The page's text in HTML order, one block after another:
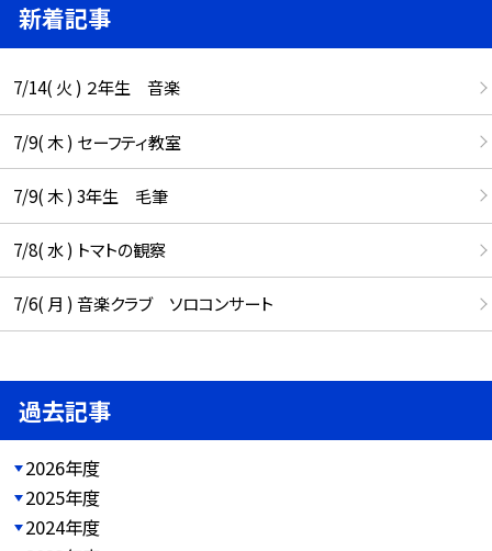
新着記事
7/14( 火 ) ２年生 音楽
7/9( 木 ) セーフティ教室
7/9( 木 ) 3年生 毛筆
7/8( 水 ) トマトの観察
7/6( 月 ) 音楽クラブ ソロコンサート
過去記事
2026年度
2025年度
2024年度